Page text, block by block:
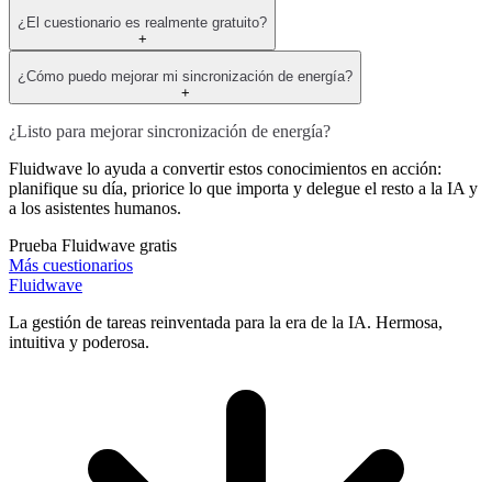
¿El cuestionario es realmente gratuito?
+
¿Cómo puedo mejorar mi sincronización de energía?
+
¿Listo para mejorar sincronización de energía?
Fluidwave lo ayuda a convertir estos conocimientos en acción:
planifique su día, priorice lo que importa y delegue el resto a la IA y
a los asistentes humanos.
Prueba Fluidwave gratis
Más cuestionarios
Fluidwave
La gestión de tareas reinventada para la era de la IA. Hermosa,
intuitiva y poderosa.